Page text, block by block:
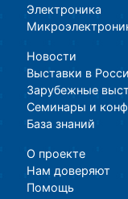
Электроника
Новости
Выставки в
Зарубежные
Семинары и
База знаний
О проекте
Нам доверяют
Помощь